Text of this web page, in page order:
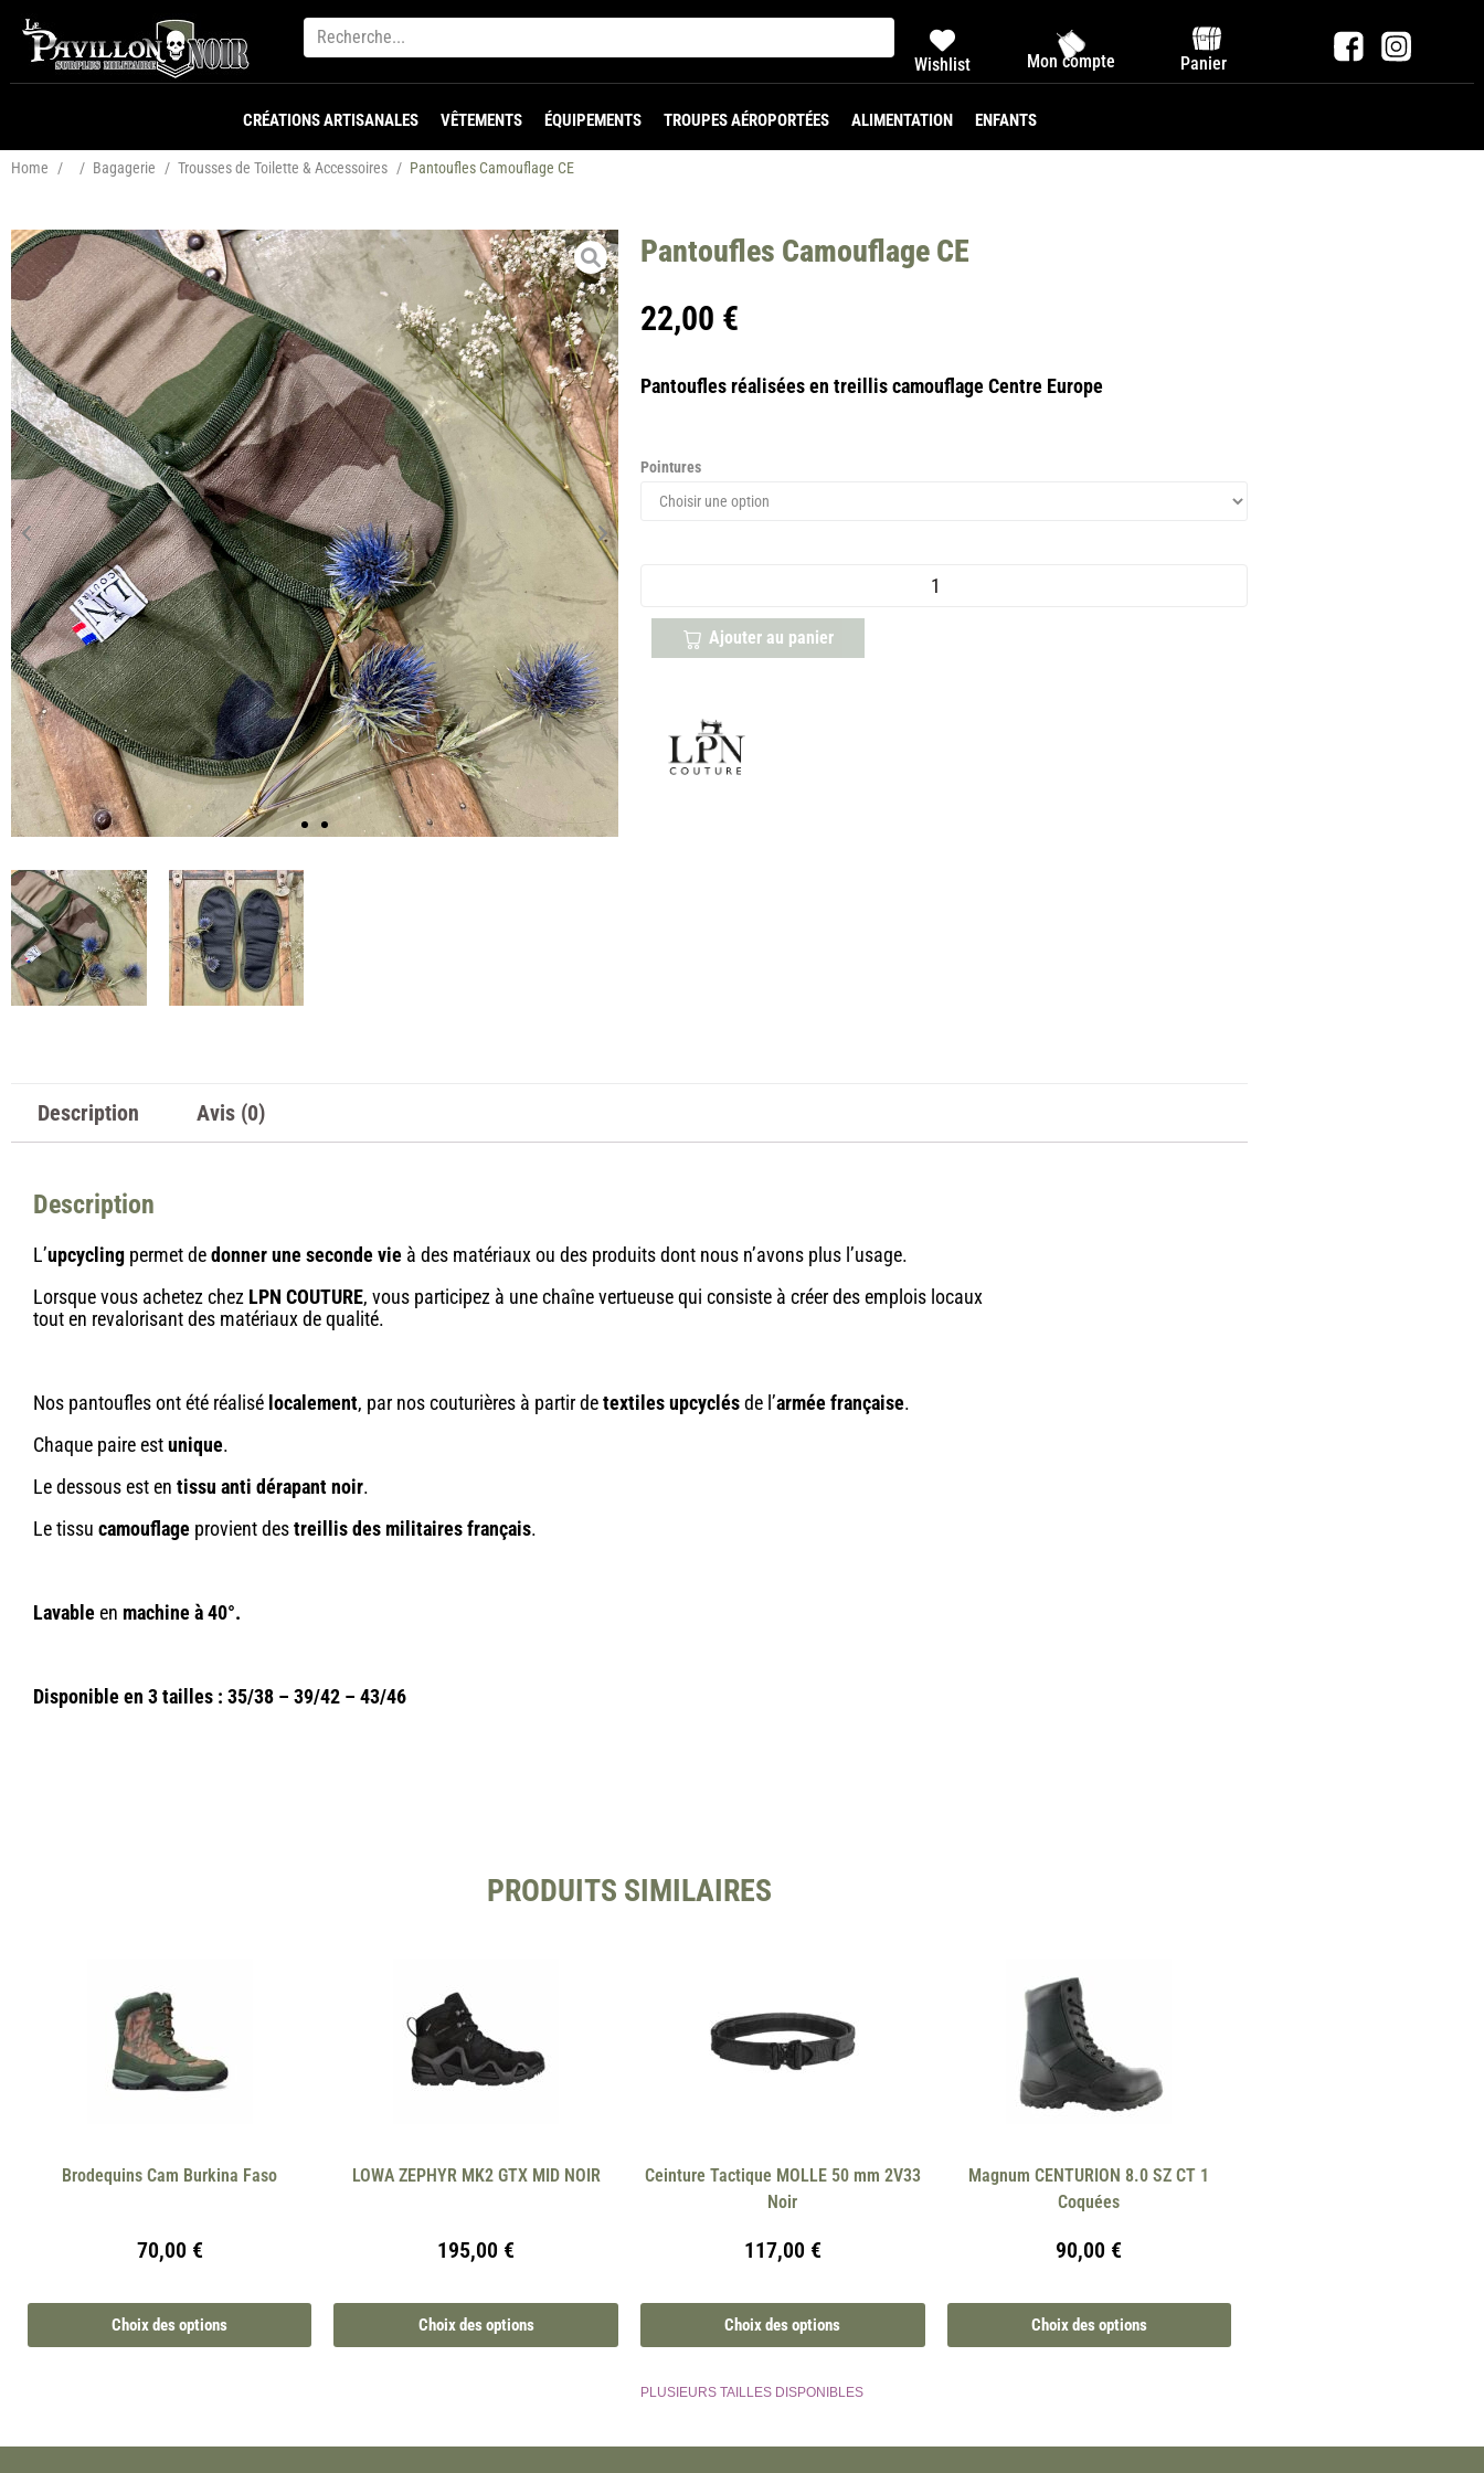
Wishlist Mon compte Panier
CRÉATIONS ARTISANALES VÊTEMENTS ÉQUIPEMENTS TROUPES AÉROPORTÉES ALIMENTATION ENFANTS
Home / / Bagagerie / Trousses de Toilette & Accessoires / Pantoufles Camouflage CE
Pantoufles Camouflage CE
22,00 €
Pantoufles réalisées en treillis camouflage Centre Europe
Pointures
Ajouter au panier
Description Avis (0)
Description
L’upcycling permet dedonner une seconde vie à des matériaux ou des produits dont nous n’avons plus l’usage.
Lorsque vous achetez chez LPN COUTURE, vous participez à une chaîne vertueuse qui consiste à créer des emplois locaux
tout en revalorisant des matériaux de qualité.
Nos pantoufles ont été réalisé localement, par nos couturières à partir detextiles upcyclésde l’armée française.
Chaque paire estunique.
Le dessous est en tissu anti dérapant noir.
Le tissu camouflage provient destreillis des militaires français.
Lavableen machine à 40°.
Disponible en 3 tailles : 35/38 – 39/42 – 43/46
PRODUITS SIMILAIRES
Brodequins Cam Burkina Faso
70,00 €
Choix des options
LOWA ZEPHYR MK2 GTX MID NOIR
195,00 €
Choix des options
Ceinture Tactique MOLLE 50 mm 2V33
Noir
117,00 €
Choix des options
PLUSIEURS TAILLES DISPONIBLES
Magnum CENTURION 8.0 SZ CT 1
Coquées
90,00 €
Choix des options